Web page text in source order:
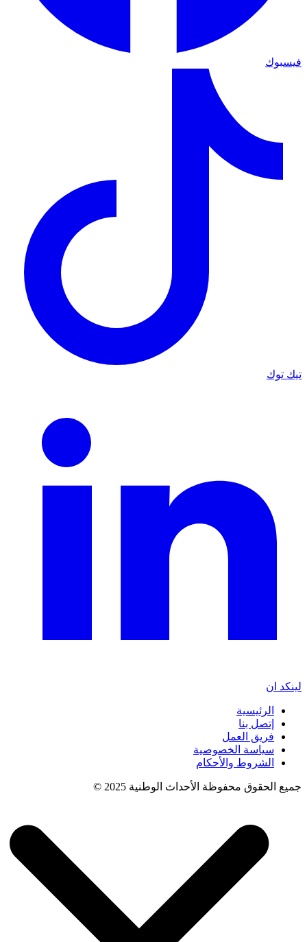
فيسبوك
تيك توك
لينكد ان
الرئيسية
إتصل بنا
فريق العمل
سياسة الخصوصية
الشروط والأحكام
جميع الحقوق محفوظة الأحداث الوطنية 2025 ©